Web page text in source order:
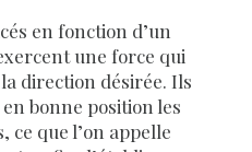
en fonction d’un
une force qui
direction désirée. Ils
bonne position les
ce que l’on appelle